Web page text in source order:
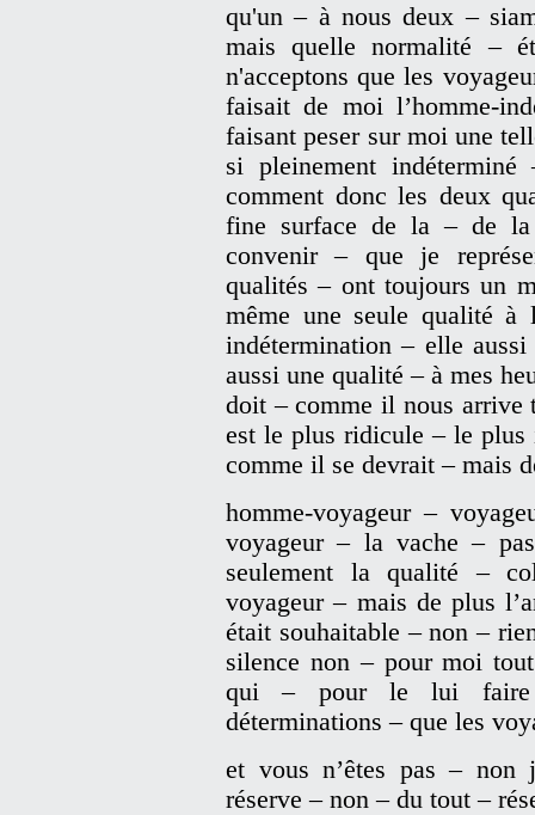
qu'un – à nous deux –
mais quelle normalité –
n'acceptons que les
faisait de moi l’homme-
faisant peser sur moi une
si pleinement
comment donc les deux
fine surface de la – de
convenir – que je
qualités – ont toujours un
même une seule qualité
indétermination – elle
aussi une qualité – à mes
doit – comme il nous arrive
est le plus ridicule – le plus
comme il se devrait – mais
homme-voyageur –
voyageur – la vache –
seulement la qualité –
voyageur – mais de plus
était souhaitable – non –
silence non – pour moi
qui – pour le lui faire
déterminations – que les
et vous n’êtes pas –
réserve – non – du tout –